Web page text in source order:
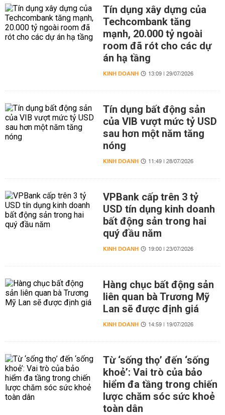
Tín dụng xây dựng của
Techcombank tăng
mạnh, 20.000 tỷ ngoài
room đã rót cho các dự
án hạ tầng
KINH DOANH 13:09 | 29/07/2026
Tín dụng bất động sản
của VIB vượt mức tỷ USD
sau hơn một năm tăng
nóng
KINH DOANH 11:49 | 28/07/2026
VPBank cấp trên 3 tỷ
USD tín dụng kinh doanh
bất động sản trong hai
quý đầu năm
KINH DOANH 19:00 | 23/07/2026
Hàng chục bất động sản
liên quan bà Trương Mỹ
Lan sẽ được định giá
KINH DOANH 14:59 | 19/07/2026
Từ ‘sống thọ’ đến ‘sống
khoẻ’: Vai trò của bảo
hiểm đa tầng trong chiến
lược chăm sóc sức khoẻ
toàn dân